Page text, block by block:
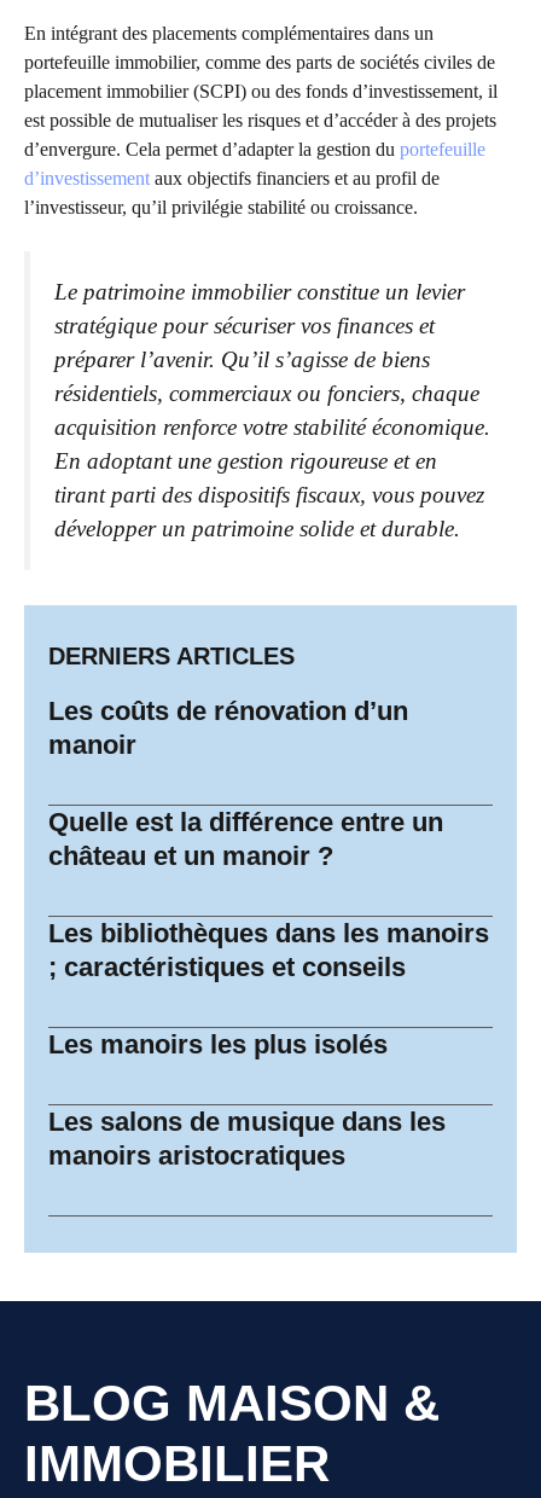
En intégrant des placements complémentaires dans un
portefeuille immobilier, comme des parts de sociétés civiles de
placement immobilier (SCPI) ou des fonds d’investissement, il
est possible de mutualiser les risques et d’accéder à des projets
d’envergure. Cela permet d’adapter la gestion du portefeuille
d’investissement aux objectifs financiers et au profil de
l’investisseur, qu’il privilégie stabilité ou croissance.
Le patrimoine immobilier constitue un levier
stratégique pour sécuriser vos finances et
préparer l’avenir. Qu’il s’agisse de biens
résidentiels, commerciaux ou fonciers, chaque
acquisition renforce votre stabilité économique.
En adoptant une gestion rigoureuse et en
tirant parti des dispositifs fiscaux, vous pouvez
développer un patrimoine solide et durable.
DERNIERS ARTICLES
Les coûts de rénovation d’un
manoir
Quelle est la différence entre un
château et un manoir ?
Les bibliothèques dans les manoirs
; caractéristiques et conseils
Les manoirs les plus isolés
Les salons de musique dans les
manoirs aristocratiques
BLOG MAISON &
IMMOBILIER